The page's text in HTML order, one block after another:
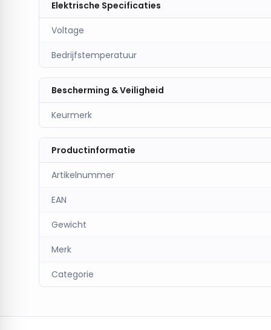
Elektrische Specificaties
Voltage
Bedrijfstemperatuur
Bescherming & Veiligheid
Keurmerk
Productinformatie
Artikelnummer
EAN
Gewicht
Merk
Categorie